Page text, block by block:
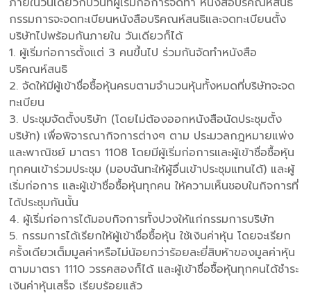
กรรมการจะจดทะเบียนหนังสือบริคณห์สนธิและจดทะเบียนตั้ง
บริษัทไปพร้อมกันภายใน วันเดียวก็ได้
1. ผู้เริ่มก่อการตั้งแต่ 3 คนขึ้นไป ร่วมกันจัดทําหนังสือ
บริคณห์สนธิ
2. จัดให้มีผู้เข้าชื่อซื้อหุ้นครบตามจํานวนหุ้นทั้งหมดที่บริษัทจะจด
ทะเบียน
3. ประชุมจัดตั้งบริษัท (โดยไม่ต้องออกหนังสือนัดประชุมตั้ง
บริษัท) เพื่อพิจารณากิจการต่างๆ ตาม ประมวลกฎหมายแพ่ง
และพาณิชย์ มาตรา 1108 โดยมีผู้เริ่มก่อการและผู้เข้าชื่อซื้อหุ้น
ทุกคนเข้าร่วมประชุม (มอบฉันทะให้ผู้อื่นเข้าประชุมแทนได้) และผู้
เริ่มก่อการ และผู้เข้าชื่อซื้อหุ้นทุกคน ให้ความเห็นชอบในกิจการที่
ได้ประชุมกันนั้น
4. ผู้เริ่มก่อการได้มอบกิจการทั้งปวงให้แก่กรรมการบริษัท
5. กรรมการได้เรียกให้ผู้เข้าชื่อซื้อหุ้น ใช้เงินค่าหุ้น โดยจะเรียก
ครั้งเดียวเต็มมูลค่าหรือไม่น้อยกว่าร้อยละยี่สิบห้าของมูลค่าหุ้น
ตามมาตรา 1110 วรรคสองก็ได้ และผู้เข้าชื่อซื้อหุ้นทุกคนได้ชําระ
เงินค่าหุ้นเสร็จ เรียบร้อยแล้ว